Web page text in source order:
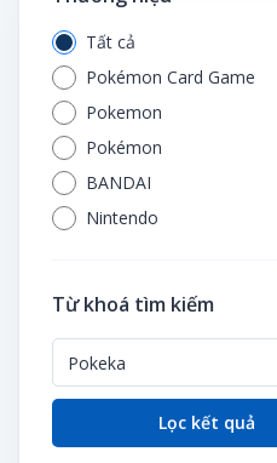
TV & Thiết bị video
Xe đạp điện
Xe đua
Xe máy
Xe ô tô nhà ở lưu động
Sản xuất (thuyết minh,
Trang phục Cosplay
Truyện tranh
VCD
Đồ chơi nhân vật
Đồ chơi nhồi bông
Đồ chơi thức ăn nhanh
Đồng hồ
Khác
Lắp ghép, Xếp hình
Mô hình đường sắt
Sản phẩm tâm linh
SF
Tác phẩm nghệ thuật
thức
Thẻ điện thoại
Thủ công mỹ nghệ
Tiền
Vấn đề in
Vẽ tranh, cho thuê thủ
Tủ, kệ, hộp đựng đồ
Vật liệu xây dựng
Sách, tạp chí
Sản xuất âm nhạc
Video
Nhân văn, xã hội
Sách CD
Sách cũ, tài liệu cũ
Sách giáo dục, khoa
Sở thích, thể thao, thực
Truyện tranh
Văn học & Tiểu thuyết
Mỳ ống & Mỳ
Sách dạy nấu ăn
Snack - Đồ ăn vặt
Sữa bột
Thực phẩm ăn kiêng
Thực phẩm ăn liền
Thực phẩm chế biến sẵn
Thực phẩm chức năng
Cho thuê
Dụng cụ và vật liệu làm
Hoa ép khô
Hoa giả
Hoa khô
Làm vườn
Nông nghiệp
Sách liên quan
Sắp xếp hoa
Chữ ký
Dây buộc tóc cao su
Dây đeo điện thoại di
DVD thần tượng
Khác
Người nổi tiếng
Nhạc pop
Nhạc sĩ
Nhãn dán
Đồ dùng nghệ thuật
Đường sắt
Khác
Nhạc cụ
Ống nhòm ngắm chim
Tác phẩm nghệ thuật
Dịch vụ thuê dụng cụ
Du lịch
Đua xe đạp
Dụng cụ thể thao
Khác
Khóa học vận động
Kính râm thể thao
Pachinko & Pachislot
Phụ kiện dã ngoại
Tất cả
Pokémon Card Game
Pokemon
Pokémon
BANDAI
Nintendo
Từ khoá tìm kiếm
Lọc kết quả